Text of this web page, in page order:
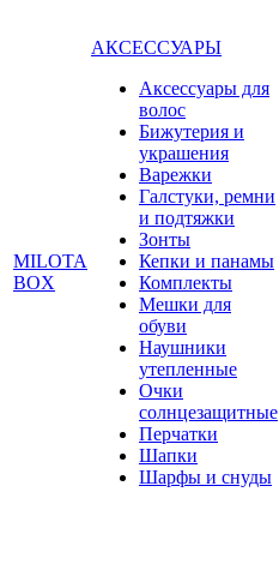
MILOTA
BOX
АКСЕССУАРЫ
Аксессуары для
волос
Бижутерия и
украшения
Варежки
Галстуки, ремни
и подтяжки
Зонты
Кепки и панамы
Комплекты
Мешки для
обуви
Наушники
утепленные
Очки
солнцезащитные
Перчатки
Шапки
Шарфы и снуды